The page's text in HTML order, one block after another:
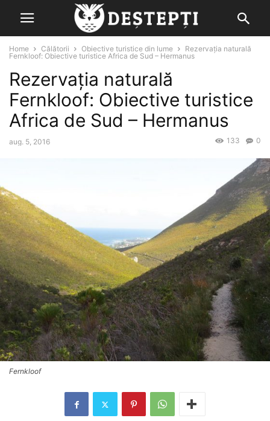
Home Călătorii Obiective turistice din lume
Rezervația naturală
Fernkloof: Obiective turistice Africa de Sud – Hermanus
Rezervația naturală
Fernkloof: Obiective turistice
Africa de Sud – Hermanus
aug. 5, 2016 0
133
Fernkloof